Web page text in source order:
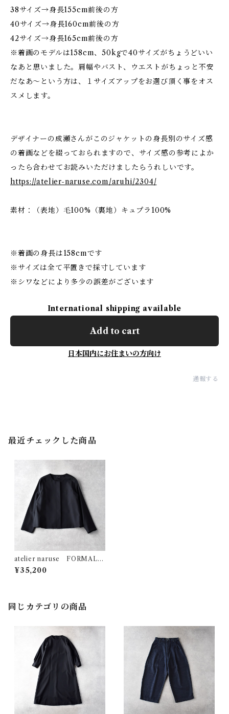
38サイズ→身長155cm前後の方
40サイズ→身長160cm前後の方
42サイズ→身長165cm前後の方
※着画のモデルは158cm、50kgで40サイズがちょうどいい
なあと思いました。肩幅やバスト、ウエストがちょっと不安
だなあ～という方は、１サイズアップをお選び頂く事をオス
スメします。
デザイナーの成瀬さんがこのジャケットの身長別のサイズ感
の着画などを綴っておられますので、サイズ感の参考によか
ったら合わせてお読みいただけましたらうれしいです。
https://atelier-naruse.com/aruhi/2304/
素材：（表地）毛100%（裏地）キュプラ100%
※着画の身長は158cmです
※サイズは全て平置きで採寸しています
※シワなどにより多少の誤差がございます
International shipping available
Add to cart
日本国内にお住まいの方向け
通報する
最近チェックした商品
atelier naruse FORMAL ﾉ
ｰｶﾗｰｼﾞｬｹｯﾄ (ﾌﾞﾗｯｸ) FO404
5
¥35,200
同じカテゴリの商品